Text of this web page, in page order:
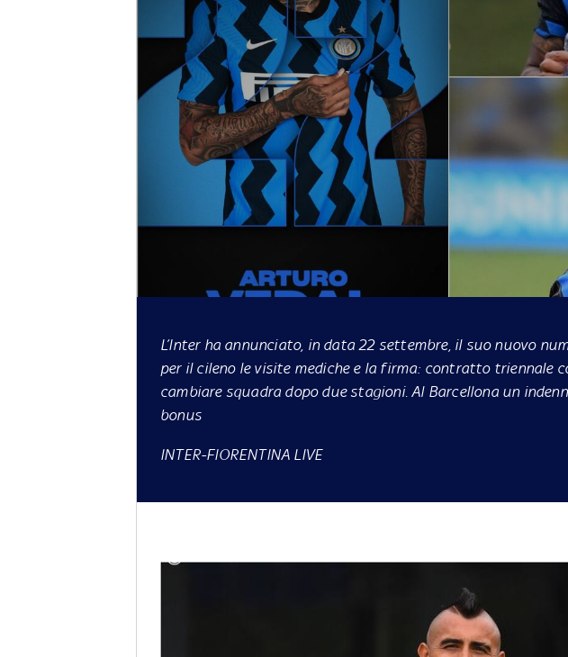
L’Inter ha annunciato, in data 22 settembre, il suo nuovo
per il cileno le visite mediche e la firma: contratto triennale
cambiare squadra dopo due stagioni. Al Barcellona un
bonus
INTER-FIORENTINA LIVE